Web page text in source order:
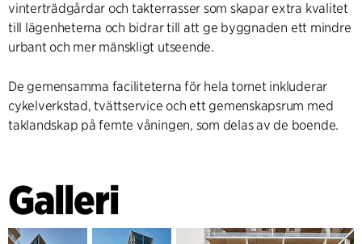
vinterträdgårdar och takterrasser som skapar extra kvalitet
till lägenheterna och bidrar till att ge byggnaden ett mindre
urbant och mer mänskligt utseende.
De gemensamma faciliteterna för hela tornet inkluderar
cykelverkstad, tvättservice och ett gemenskapsrum med
taklandskap på femte våningen, som delas av de boende.
Galleri